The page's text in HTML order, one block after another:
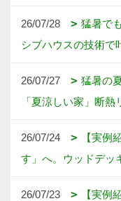
26/07/28
猛暑で
シブハウスの技術で
26/07/27
猛暑の
「夏涼しい家」断
26/07/24
【実例
す」へ。ウッドデッ
26/07/23
【実例